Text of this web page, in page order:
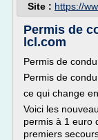
Site : https://
Permis de
lcl.com
Permis de
Permis de
ce qui change
Voici les
permis à 1 euro
premiers